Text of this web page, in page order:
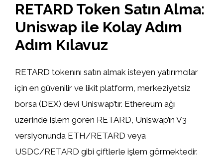
RETARD Token Satın Alma:
Uniswap ile Kolay Adım
Adım Kılavuz
RETARD tokenını satın almak isteyen yatırımcılar
için en güvenilir ve likit platform, merkeziyetsiz
borsa (DEX) devi Uniswap’tır. Ethereum ağı
üzerinde işlem gören RETARD, Uniswap’ın V3
versiyonunda ETH/RETARD veya
USDC/RETARD gibi çiftlerle işlem görmektedir.